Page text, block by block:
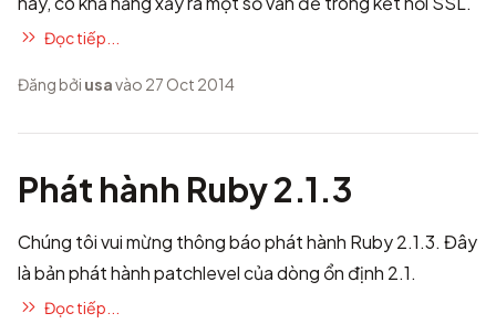
Đọc tiếp...
Đăng bởi usavào 27 Oct 2014
Phát hành Ruby 2.1.3
Chúng tôi vui mừng thông báo phát hành Ruby 2.1.3. Đây
là bản phát hành patchlevel của dòng ổn định 2.1.
Đọc tiếp...